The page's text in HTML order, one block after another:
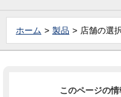
ホーム 製品 店舗の選
このページの